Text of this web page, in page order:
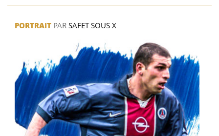
PORTRAIT PAR SAFET SOUS X